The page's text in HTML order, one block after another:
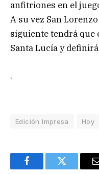
anfitriones en el
A su vez San
siguiente tendrá que
Santa Lucía y
.
Edición Impresa Hoy
FacebookTwitter